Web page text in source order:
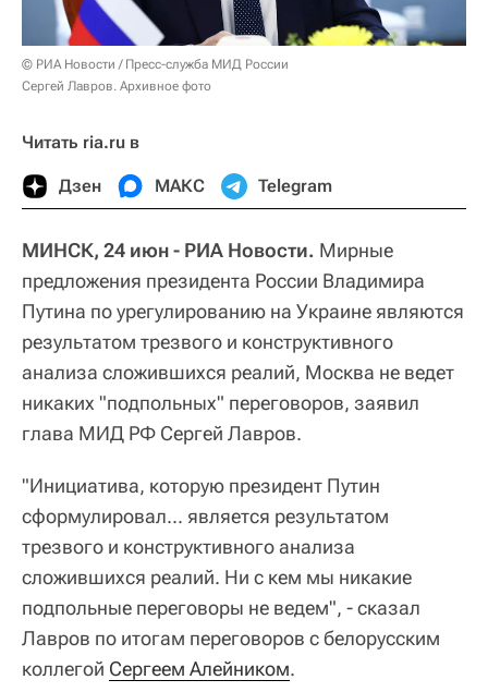
© РИА Новости / Пресс-служба МИД России
Сергей Лавров. Архивное фото
Читать ria.ru в
Дзен МАКС Telegram
МИНСК, 24 июн - РИА Новости. Мирные
предложения президента России Владимира
Путина по урегулированию на Украине являются
результатом трезвого и конструктивного
анализа сложившихся реалий, Москва не ведет
никаких "подпольных" переговоров, заявил
глава МИД РФ Сергей Лавров.
"Инициатива, которую президент Путин
сформулировал... является результатом
трезвого и конструктивного анализа
сложившихся реалий. Ни с кем мы никакие
подпольные переговоры не ведем", - сказал
Лавров по итогам переговоров с белорусским
коллегой Сергеем Алейником.